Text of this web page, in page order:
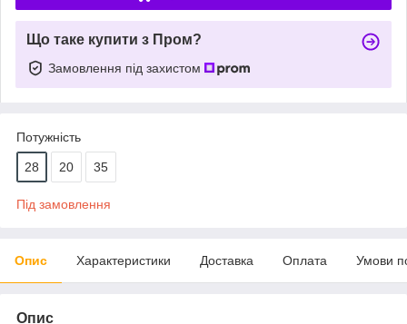
Що таке купити з Пром?
Замовлення під захистом
Потужність
28 20 35
Під замовлення
Опис Характеристики Доставка Оплата Умови
Опис